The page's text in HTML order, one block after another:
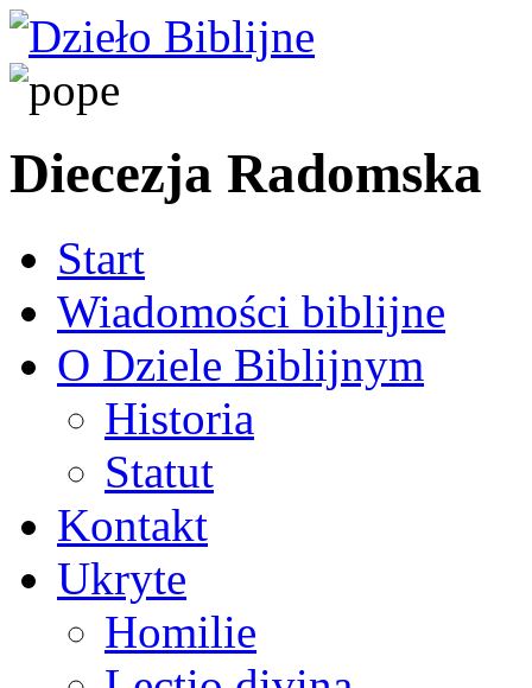
Diecezja Radomska
Start
Wiadomości biblijne
O Dziele Biblijnym
Historia
Statut
Kontakt
Ukryte
Homilie